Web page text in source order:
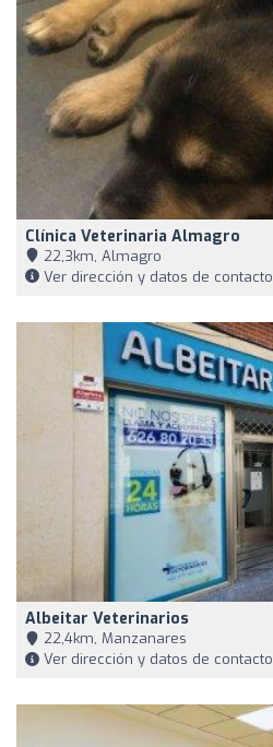
Clínica Veterinaria Almagro
22,3km, Almagro
Ver dirección y datos de contacto
Albeitar Veterinarios
22,4km, Manzanares
Ver dirección y datos de contacto